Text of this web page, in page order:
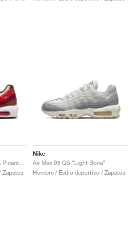
Zapatos
Nike
Air Max 95 QS "Light Bone"
Hombre / Estilo deportivo / Zapatos